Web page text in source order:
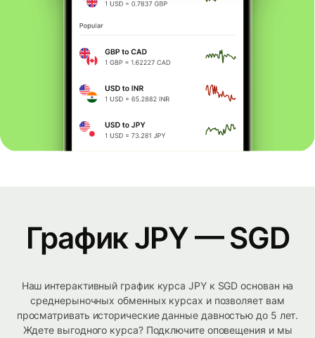
График JPY — SGD
Наш интерактивный график курса JPY к SGD основан на
среднерыночных обменных курсах и позволяет вам
просматривать исторические данные давностью до 5 лет.
Ждете выгодного курса? Подключите оповещения и мы